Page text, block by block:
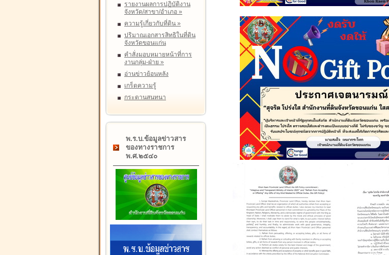
รายงานผลการปฏิบัติงาน
จังหวัด/สาขา/อำเภอ »
ความรู้เกี่ยวกับที่ดิน »
ปริมาณเอกสารสิทธิในที่ดิน
จังหวัดขอนแก่น
คำสั่งมอบหมายหน้าที่การ
งานกลุ่ม-ฝ่าย »
อ่านข่าวย้อนหลัง
เกร็ดความรู้
กระดานสนทนา
พ.ร.บ.ข้อมูลข่าวสาร
ของทางราชการ
พ.ศ.๒๕๔๐